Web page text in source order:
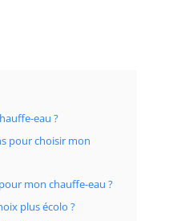
eau ?
pour choisir mon
mon chauffe-eau ?
plus écolo ?